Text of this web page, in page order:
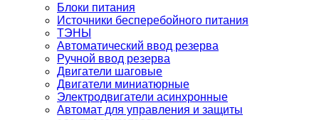
Блоки питания
Источники бесперебойного питания
ТЭНЫ
Автоматический ввод резерва
Ручной ввод резерва
Двигатели шаговые
Двигатели миниатюрные
Электродвигатели асинхронные
Автомат для управления и защиты